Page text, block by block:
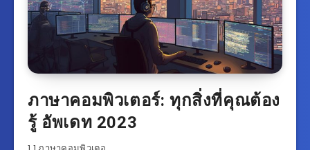
ภาษาคอมพิวเตอร์: ทุกสิ่งที่คุณต้อง
รู้ อัพเดท 2023